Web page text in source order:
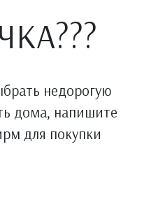
недорогую
дома, напишите
для покупки